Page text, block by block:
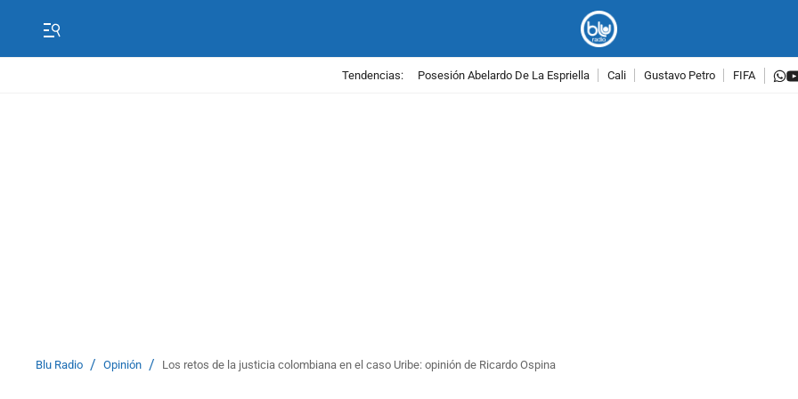
Tendencias: Posesión Abelardo De La Espriella Cali Gustavo Petro FIFA
Blu Radio / Opinión / Los retos de la justicia colombiana en el caso Uribe: opinión de Ricardo Ospina